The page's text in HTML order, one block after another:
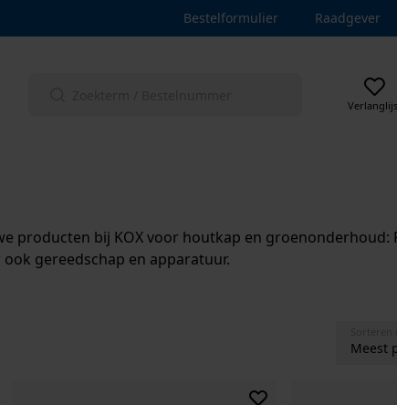
Bestelformulier Raadgever
producten bij KOX voor houtkap en groenonderhoud:
gereedschap en apparatuur.